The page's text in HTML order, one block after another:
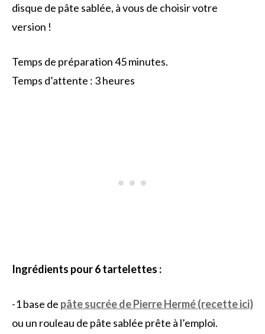
disque de pâte sablée, à vous de choisir votre
version !
Temps de préparation 45 minutes.
Temps d’attente : 3 heures
Ingrédients pour 6 tartelettes :
-1 base de pâte sucrée de Pierre Hermé (recette ici)
ou un rouleau de pâte sablée prête à l’emploi.